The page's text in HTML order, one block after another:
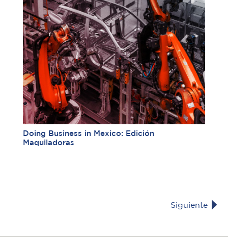
Doing Business in Mexico: Edición
Maquiladoras
Siguiente